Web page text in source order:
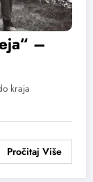
–
kraja